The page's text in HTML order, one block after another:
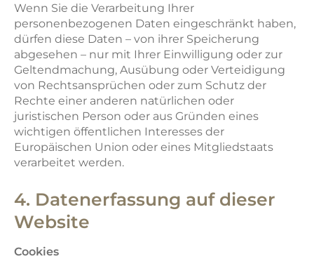
Wenn Sie die Verarbeitung Ihrer
personenbezogenen Daten eingeschränkt haben,
dürfen diese Daten – von ihrer Speicherung
abgesehen – nur mit Ihrer Einwilligung oder zur
Geltendmachung, Ausübung oder Verteidigung
von Rechtsansprüchen oder zum Schutz der
Rechte einer anderen natürlichen oder
juristischen Person oder aus Gründen eines
wichtigen öffentlichen Interesses der
Europäischen Union oder eines Mitgliedstaats
verarbeitet werden.
4. Datenerfassung auf dieser
Website
Cookies